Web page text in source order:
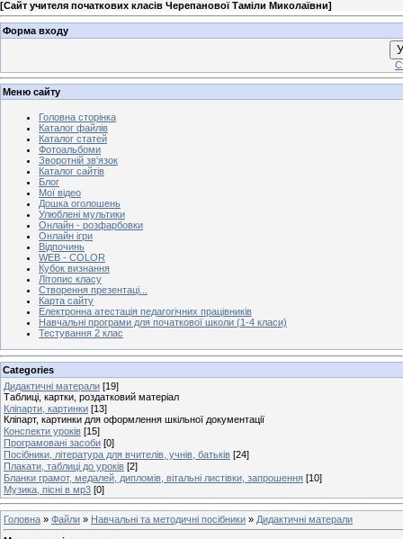
[Сайт учителя початкових класів Черепанової Таміли Миколаївни]
Форма входу
Меню сайту
Головна сторінка
Каталог файлів
Каталог статей
Фотоальбоми
Зворотній зв'язок
Каталог сайтів
Блог
Мої відео
Дошка оголошень
Улюблені мультики
Онлайн - розфарбовки
Онлайн ігри
Відпочинь
WEB - COLOR
Кубок визнання
Літопис класу
Створення презентаці...
Карта сайту
Електронна атестація педагогічних працівників
Навчальні програми для початкової школи (1-4 класи)
Тестування 2 клас
Categories
Дидактичні матерали [19]
Таблиці, картки, роздатковий матеріал
Кліпарти, картинки [13]
Кліпарт, картинки для оформлення шкільної документації
Конспекти уроків [15]
Програмовані засоби [0]
Посібники, література для вчителів, учнів, батьків [24]
Плакати, таблиці до уроків [2]
Бланки грамот, медалей, дипломів, вітальні листівки, запрошення [10]
Музика, пісні в мр3 [0]
Головна » Файли » Навчальні та методичні посібники » Дидактичні матерали